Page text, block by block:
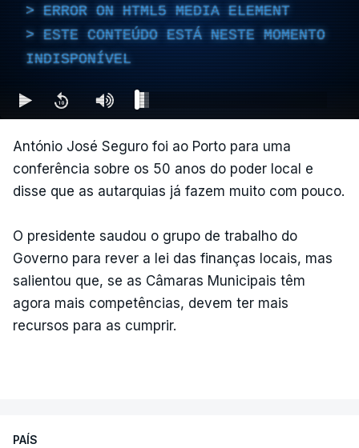
ERROR ON HTML5 MEDIA ELEMENT
ESTE CONTEÚDO ESTÁ NESTE MOMENTO
INDISPONÍVEL
António José Seguro foi ao Porto para uma
conferência sobre os 50 anos do poder local e
disse que as autarquias já fazem muito com pouco.
O presidente saudou o grupo de trabalho do
Governo para rever a lei das finanças locais, mas
salientou que, se as Câmaras Municipais têm
agora mais competências, devem ter mais
recursos para as cumprir.
PAÍS